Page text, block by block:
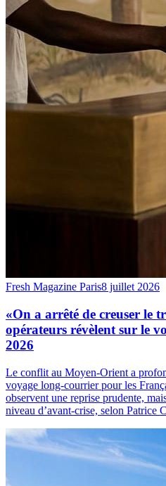
Fresh Magazine Paris8 juillet 2026
«On a arrêté de creuser le
opérateurs révèlent sur le
2026
Le conflit au Moyen-Orient a
voyage long-courrier pour les
observent une reprise prudente,
niveau d’avant-crise, selon Patrice